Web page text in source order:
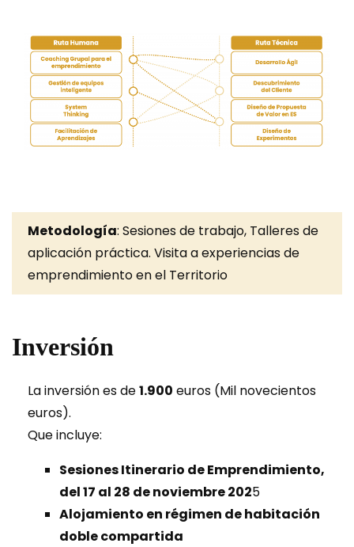
Metodología: Sesiones de trabajo, Talleres de
aplicación práctica. Visita a experiencias de
emprendimiento en el Territorio
Inversión
La inversión es de1.900 euros (Mil novecientos
euros).
Que incluye:
Sesiones Itinerario de Emprendimiento,
del 17 al 28 de noviembre 2025
Alojamiento en régimen de habitación
doble compartida